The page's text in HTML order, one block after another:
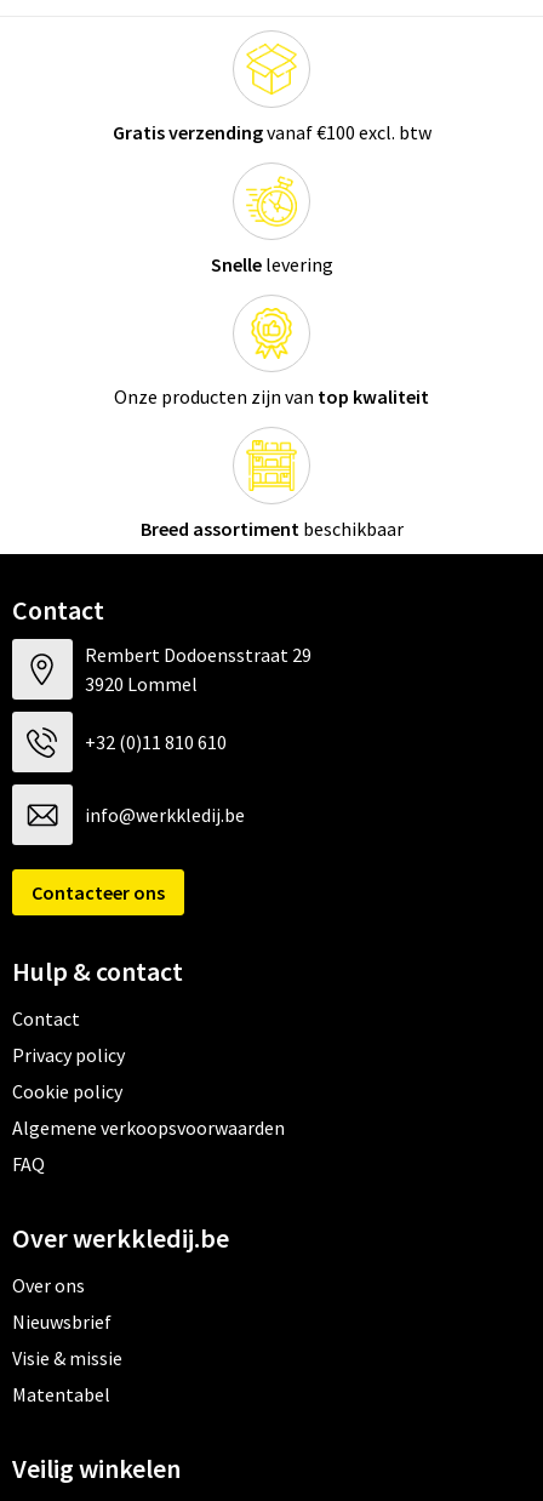
Gratis verzendingvanaf €100 excl. btw
Snellelevering
Onze producten zijn van top kwaliteit
Breed assortimentbeschikbaar
Contact
Rembert Dodoensstraat 29
3920 Lommel
+32 (0)11 810 610
info@werkkledij.be
Contacteer ons
Hulp & contact
Contact
Privacy policy
Cookie policy
Algemene verkoopsvoorwaarden
FAQ
Over werkkledij.be
Over ons
Nieuwsbrief
Visie & missie
Matentabel
Veilig winkelen